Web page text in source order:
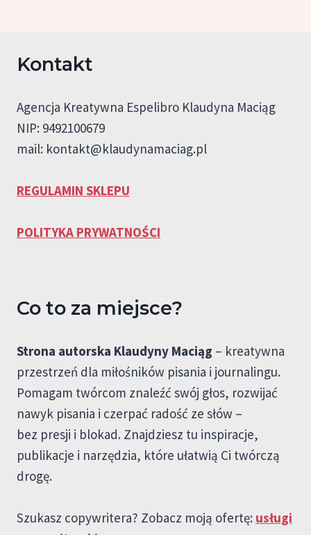
Kontakt
Agencja Kreatywna Espelibro Klaudyna Maciąg
NIP: 9492100679
mail: kontakt@klaudynamaciag.pl
REGULAMIN SKLEPU
POLITYKA PRYWATNOŚCI
Co to za miejsce?
Strona autorska Klaudyny Maciąg – kreatywna
przestrzeń dla miłośników pisania i journalingu.
Pomagam twórcom znaleźć swój głos, rozwijać
nawyk pisania i czerpać radość ze słów –
bez presji i blokad. Znajdziesz tu inspiracje,
publikacje i narzędzia, które ułatwią Ci twórczą
drogę.
Szukasz copywritera? Zobacz moją ofertę: usługi